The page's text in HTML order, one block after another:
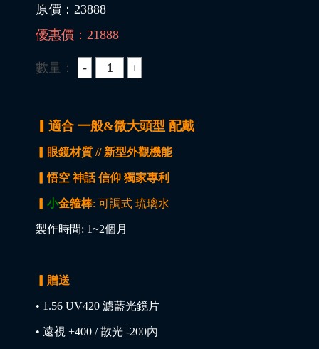
原價： 23888
優惠價： 21888
數量：
▎適合 一般&微大頭型 配戴
▎眼鏡材質 // 新型外觀機能
▎悟空 神話 信仰 獨家專利
小金箍棒: 可調式 琉璃水
製作時間: 1~2個月
▎贈送
• 1.56 UV420 濾藍光鏡片
• 遠視 +400 / 散光 -200內